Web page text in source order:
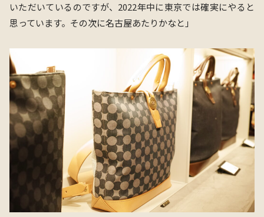
いただいているのですが、2022年中に東京では確実にやると
思っています。その次に名古屋あたりかなと」